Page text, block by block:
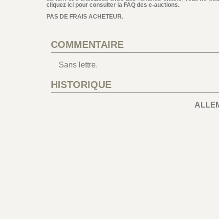
cliquez ici pour consulter la FAQ des e-auctions.
PAS DE FRAIS ACHETEUR.
COMMENTAIRE
Sans lettre.
HISTORIQUE